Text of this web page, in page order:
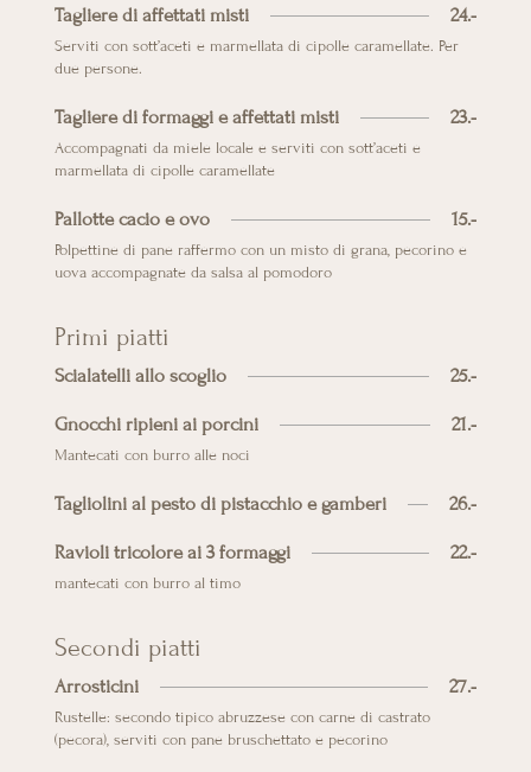
Tagliere di affettati misti 24.-
Serviti con sott’aceti e marmellata di cipolle caramellate. Per
due persone.
Tagliere di formaggi e affettati misti 23.-
Accompagnati da miele locale e serviti con sott’aceti e
marmellata di cipolle caramellate
Pallotte cacio e ovo 15.-
Polpettine di pane raffermo con un misto di grana, pecorino e
uova accompagnate da salsa al pomodoro
Primi piatti
Scialatelli allo scoglio 25.-
Gnocchi ripieni ai porcini 21.-
Mantecati con burro alle noci
Tagliolini al pesto di pistacchio e gamberi 26.-
Ravioli tricolore ai 3 formaggi 22.-
mantecati con burro al timo
Secondi piatti
Arrosticini 27.-
Rustelle: secondo tipico abruzzese con carne di castrato
(pecora), serviti con pane bruschettato e pecorino